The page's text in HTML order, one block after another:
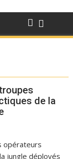
de la
opérateurs
jungle déployés